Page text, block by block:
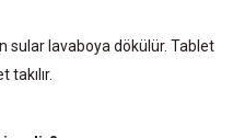
sular lavaboya dökülür. Tablet